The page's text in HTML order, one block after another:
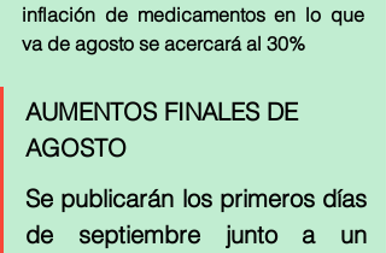
inflación de medicamentos en lo que
va de agosto se acercará al 30%
AUMENTOS FINALES DE
AGOSTO
Se publicarán los primeros días
de septiembre junto a un